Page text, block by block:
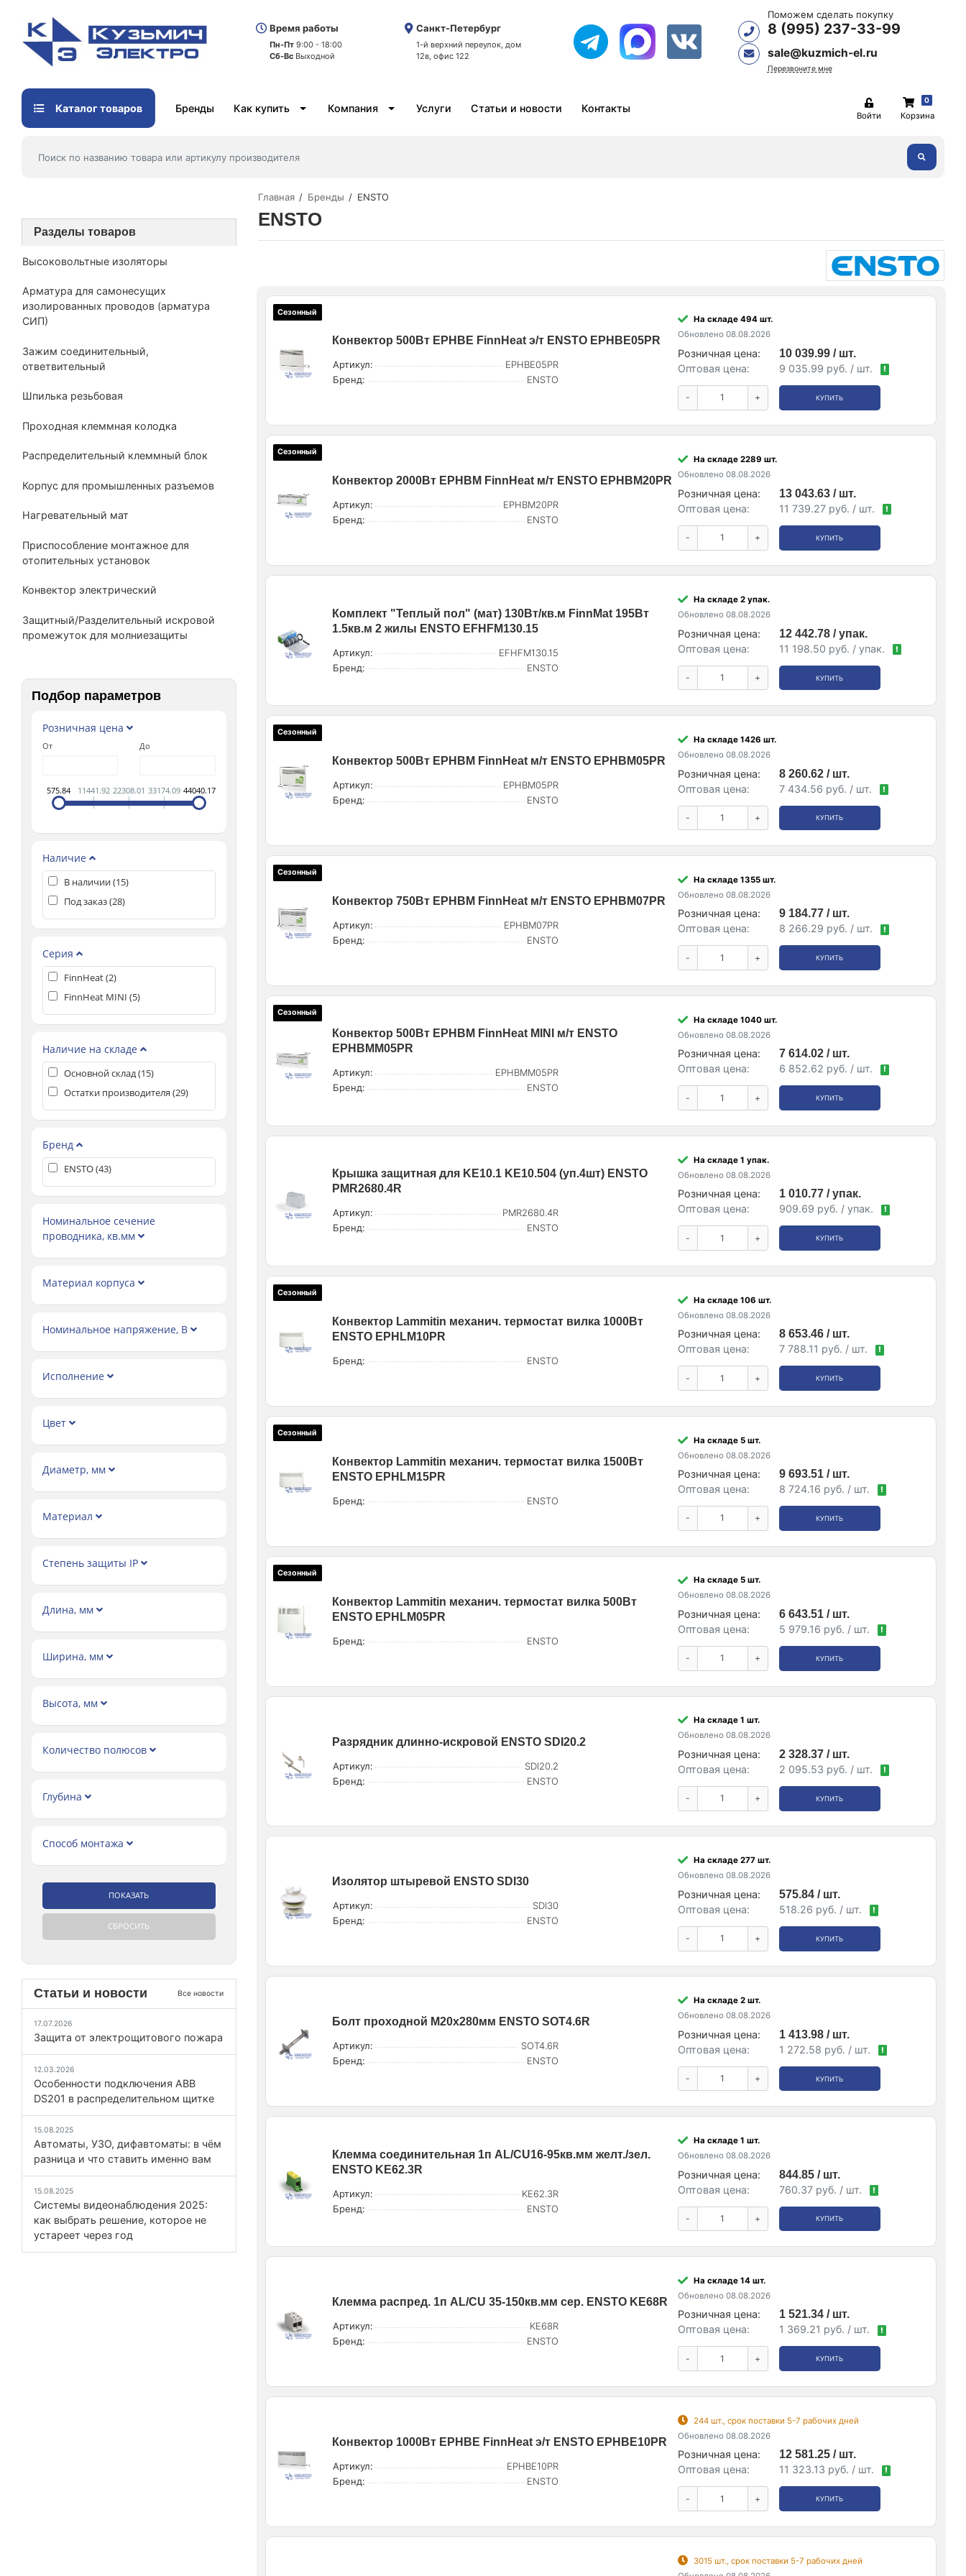
Время работы
Пн-Пт 9:00 - 18:00
Сб-Вс Выходной
Санкт-Петербург
1-й верхний переулок, дом
12в, офис 122
Поможем сделать покупку
8 (995) 237-33-99
sale@kuzmich-el.ru
Перезвоните мне
Каталог товаров Бренды Как купить Компания Услуги Статьи и новости Контакты
Войти
0
Корзина
Главная Бренды ENSTO
ENSTO
Сезонный
Конвектор 500Вт EPHBE FinnHeat э/т ENSTO EPHBE05PR
Артикул:
EPHBE05PR
Бренд:
ENSTO
На складе 494 шт.
Обновлено 08.08.2026
Розничная цена:
10 039.99 / шт.
Оптовая цена:
9 035.99 руб. / шт. !
- + КУПИТЬ
Сезонный
Конвектор 2000Вт EPHBM FinnHeat м/т ENSTO EPHBM20PR
Артикул:
EPHBM20PR
Бренд:
ENSTO
На складе 2289 шт.
Обновлено 08.08.2026
Розничная цена:
13 043.63 / шт.
Оптовая цена:
11 739.27 руб. / шт. !
- + КУПИТЬ
Комплект "Теплый пол" (мат) 130Вт/кв.м FinnMat 195Вт
1.5кв.м 2 жилы ENSTO EFHFM130.15
Артикул:
EFHFM130.15
Бренд:
ENSTO
На складе 2 упак.
Обновлено 08.08.2026
Розничная цена:
12 442.78 / упак.
Оптовая цена:
11 198.50 руб. / упак. !
- + КУПИТЬ
Сезонный
Конвектор 500Вт EPHBM FinnHeat м/т ENSTO EPHBM05PR
Артикул:
EPHBM05PR
Бренд:
ENSTO
На складе 1426 шт.
Обновлено 08.08.2026
Розничная цена:
8 260.62 / шт.
Оптовая цена:
7 434.56 руб. / шт. !
- + КУПИТЬ
Сезонный
Конвектор 750Вт EPHBM FinnHeat м/т ENSTO EPHBM07PR
Артикул:
EPHBM07PR
Бренд:
ENSTO
На складе 1355 шт.
Обновлено 08.08.2026
Розничная цена:
9 184.77 / шт.
Оптовая цена:
8 266.29 руб. / шт. !
- + КУПИТЬ
Сезонный
Конвектор 500Вт EPHBM FinnHeat MINI м/т ENSTO
EPHBMM05PR
Артикул:
EPHBMM05PR
Бренд:
ENSTO
На складе 1040 шт.
Обновлено 08.08.2026
Розничная цена:
7 614.02 / шт.
Оптовая цена:
6 852.62 руб. / шт. !
- + КУПИТЬ
Крышка защитная для KE10.1 KE10.504 (уп.4шт) ENSTO
PMR2680.4R
Артикул:
PMR2680.4R
Бренд:
ENSTO
На складе 1 упак.
Обновлено 08.08.2026
Розничная цена:
1 010.77 / упак.
Оптовая цена:
909.69 руб. / упак. !
- + КУПИТЬ
Сезонный
Конвектор Lammitin механич. термостат вилка 1000Вт
ENSTO EPHLM10PR
Бренд: ENSTO
На складе 106 шт.
Обновлено 08.08.2026
Розничная цена:
8 653.46 / шт.
Оптовая цена:
7 788.11 руб. / шт. !
- + КУПИТЬ
Сезонный
Конвектор Lammitin механич. термостат вилка 1500Вт
ENSTO EPHLM15PR
Бренд: ENSTO
На складе 5 шт.
Обновлено 08.08.2026
Розничная цена:
9 693.51 / шт.
Оптовая цена:
8 724.16 руб. / шт. !
- + КУПИТЬ
Сезонный
Конвектор Lammitin механич. термостат вилка 500Вт
ENSTO EPHLM05PR
Бренд: ENSTO
На складе 5 шт.
Обновлено 08.08.2026
Розничная цена:
6 643.51 / шт.
Оптовая цена:
5 979.16 руб. / шт. !
- + КУПИТЬ
Разрядник длинно-искровой ENSTO SDI20.2
Артикул:
SDI20.2
Бренд:
ENSTO
На складе 1 шт.
Обновлено 08.08.2026
Розничная цена:
2 328.37 / шт.
Оптовая цена:
2 095.53 руб. / шт. !
- + КУПИТЬ
Изолятор штыревой ENSTO SDI30
Артикул:
SDI30
Бренд:
ENSTO
На складе 277 шт.
Обновлено 08.08.2026
Розничная цена:
575.84 / шт.
Оптовая цена:
518.26 руб. / шт. !
- + КУПИТЬ
Болт проходной M20х280мм ENSTO SOT4.6R
Артикул:
SOT4.6R
Бренд:
ENSTO
На складе 2 шт.
Обновлено 08.08.2026
Розничная цена:
1 413.98 / шт.
Оптовая цена:
1 272.58 руб. / шт. !
- + КУПИТЬ
Клемма соединительная 1п AL/CU16-95кв.мм желт./зел.
ENSTO KE62.3R
Артикул:
KE62.3R
Бренд:
ENSTO
На складе 1 шт.
Обновлено 08.08.2026
Розничная цена:
844.85 / шт.
Оптовая цена:
760.37 руб. / шт. !
- + КУПИТЬ
Клемма распред. 1п AL/CU 35-150кв.мм сер. ENSTO KE68R
Артикул:
KE68R
Бренд:
ENSTO
На складе 14 шт.
Обновлено 08.08.2026
Розничная цена:
1 521.34 / шт.
Оптовая цена:
1 369.21 руб. / шт. !
- + КУПИТЬ
Конвектор 1000Вт EPHBE FinnHeat э/т ENSTO EPHBE10PR
Артикул:
EPHBE10PR
Бренд:
ENSTO
244 шт., срок поставки 5-7 рабочих дней
Обновлено 08.08.2026
Розничная цена:
12 581.25 / шт.
Оптовая цена:
11 323.13 руб. / шт. !
- + КУПИТЬ
3015 шт., срок поставки 5-7 рабочих дней
Разделы товаров
Высоковольтные изоляторы
Арматура для самонесущих
изолированных проводов (арматура
СИП)
Зажим соединительный,
ответвительный
Шпилька резьбовая
Проходная клеммная колодка
Распределительный клеммный блок
Корпус для промышленных разъемов
Нагревательный мат
Приспособление монтажное для
отопительных установок
Конвектор электрический
Защитный/Разделительный искровой
промежуток для молниезащиты
Подбор параметров
Розничная цена
От До
575.84 11441.92 22308.01 33174.09 44040.17
Наличие
В наличии (15)
Под заказ (28)
Серия
FinnHeat (2)
FinnHeat MINI (5)
Наличие на складе
Основной склад (15)
Остатки производителя (29)
Бренд
ENSTO (43)
Номинальное сечение
проводника, кв.мм
Материал корпуса
Номинальное напряжение, В
Исполнение
Цвет
Диаметр, мм
Материал
Степень защиты IP
Длина, мм
Ширина, мм
Высота, мм
Количество полюсов
Глубина
Способ монтажа
Статьи и новости Все новости
17.07.2026
Защита от электрощитового пожара
12.03.2026
Особенности подключения ABB
DS201 в распределительном щитке
15.08.2025
Автоматы, УЗО, дифавтоматы: в чём
разница и что ставить именно вам
15.08.2025
Системы видеонаблюдения 2025:
как выбрать решение, которое не
устареет через год